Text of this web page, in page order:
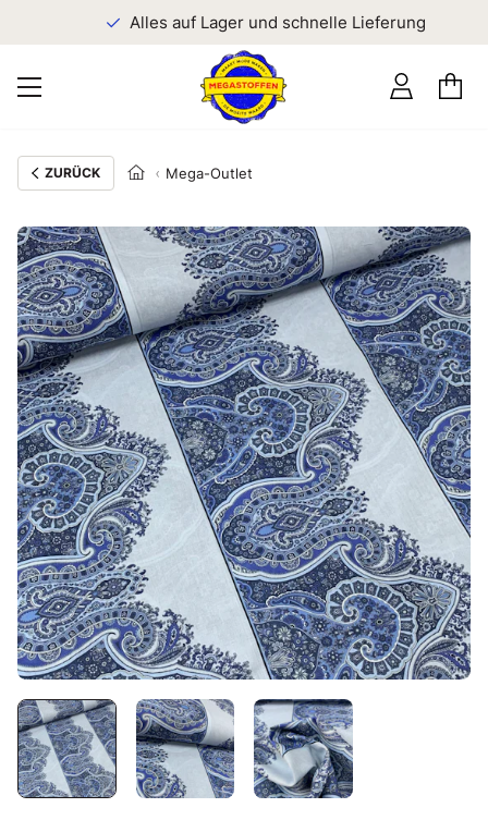
Alles auf Lager und schnelle Lieferung
ZURÜCK Mega-Outlet